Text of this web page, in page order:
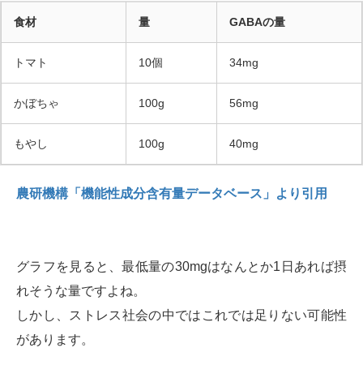
食材 量 GABAの量
トマト 10個 34mg
かぼちゃ 100g 56mg
もやし 100g 40mg
農研機構「機能性成分含有量データベース」より引用
グラフを見ると、最低量の30mgはなんとか1日あれば摂
れそうな量ですよね。
しかし、ストレス社会の中ではこれでは足りない可能性
があります。